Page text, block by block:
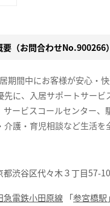
（お問合わせNo.900266）
期間中にお客様が安心・
先に、入居サポートサービ
サービスコールセンター、
介護・育児相談など生活を
都渋谷区代々木３丁目57-10
急電鉄小田原線 「参宮橋駅